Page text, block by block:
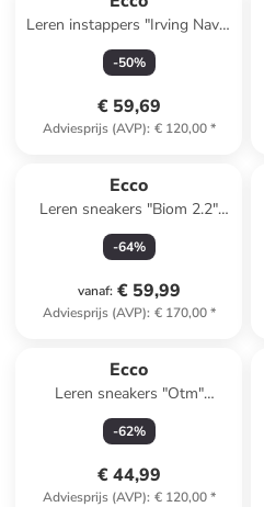
Leren instappers "Irving Navy"
donkerblauw
-50%
€ 59,69
Adviesprijs (AVP): € 120,00*
Ecco
Leren sneakers "Biom 2.2"
zwart
-64%
vanaf: € 59,99
Adviesprijs (AVP): € 170,00*
Ecco
Leren sneakers "Otm"
groen/wit
-62%
€ 44,99
Adviesprijs (AVP): € 120,00*